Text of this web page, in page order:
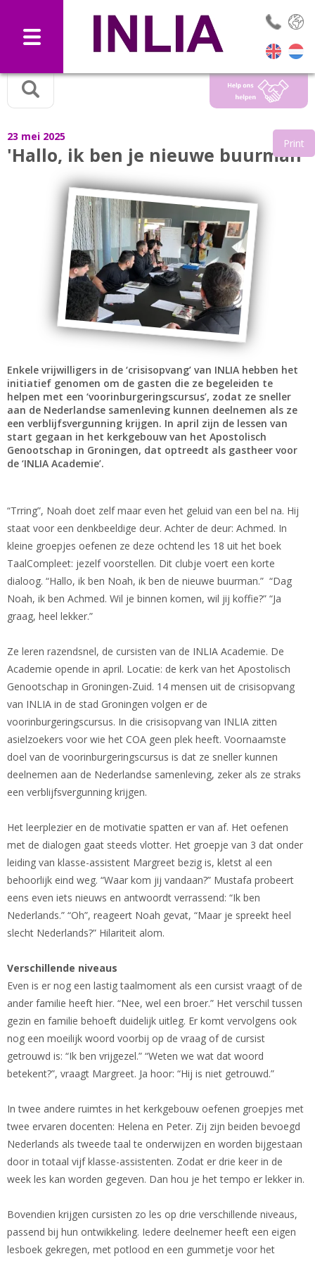
23 mei 2025
'Hallo, ik ben je nieuwe buurman'
Print
Enkele vrijwilligers in de ‘crisisopvang’ van INLIA hebben het
initiatief genomen om de gasten die ze begeleiden te
helpen met een ‘voorinburgeringscursus’, zodat ze sneller
aan de Nederlandse samenleving kunnen deelnemen als ze
een verblijfsvergunning krijgen. In april zijn de lessen van
start gegaan in het kerkgebouw van het Apostolisch
Genootschap in Groningen, dat optreedt als gastheer voor
de ‘INLIA Academie’.
“Trring”, Noah doet zelf maar even het geluid van een bel na. Hij
staat voor een denkbeeldige deur. Achter de deur: Achmed. In
kleine groepjes oefenen ze deze ochtend les 18 uit het boek
TaalCompleet: jezelf voorstellen. Dit clubje voert een korte
dialoog. “Hallo, ik ben Noah, ik ben de nieuwe buurman.” “Dag
Noah, ik ben Achmed. Wil je binnen komen, wil jij koffie?” “Ja
graag, heel lekker.”
Ze leren razendsnel, de cursisten van de INLIA Academie. De
Academie opende in april. Locatie: de kerk van het Apostolisch
Genootschap in Groningen-Zuid. 14 mensen uit de crisisopvang
van INLIA in de stad Groningen volgen er de
voorinburgeringscursus. In die crisisopvang van INLIA zitten
asielzoekers voor wie het COA geen plek heeft. Voornaamste
doel van de voorinburgeringscursus is dat ze sneller kunnen
deelnemen aan de Nederlandse samenleving, zeker als ze straks
een verblijfsvergunning krijgen.
Het leerplezier en de motivatie spatten er van af. Het oefenen
met de dialogen gaat steeds vlotter. Het groepje van 3 dat onder
leiding van klasse-assistent Margreet bezig is, kletst al een
behoorlijk eind weg. “Waar kom jij vandaan?” Mustafa probeert
eens even iets nieuws en antwoordt verrassend: “Ik ben
Nederlands.” “Oh”, reageert Noah gevat, “Maar je spreekt heel
slecht Nederlands?” Hilariteit alom.
Verschillende niveaus
Even is er nog een lastig taalmoment als een cursist vraagt of de
ander familie heeft hier. “Nee, wel een broer.” Het verschil tussen
gezin en familie behoeft duidelijk uitleg. Er komt vervolgens ook
nog een moeilijk woord voorbij op de vraag of de cursist
getrouwd is: “Ik ben vrijgezel.” “Weten we wat dat woord
betekent?”, vraagt Margreet. Ja hoor: “Hij is niet getrouwd.”
In twee andere ruimtes in het kerkgebouw oefenen groepjes met
twee ervaren docenten: Helena en Peter. Zij zijn beiden bevoegd
Nederlands als tweede taal te onderwijzen en worden bijgestaan
door in totaal vijf klasse-assistenten. Zodat er drie keer in de
week les kan worden gegeven. Dan hou je het tempo er lekker in.
Bovendien krijgen cursisten zo les op drie verschillende niveaus,
passend bij hun ontwikkeling. Iedere deelnemer heeft een eigen
lesboek gekregen, met potlood en een gummetje voor het